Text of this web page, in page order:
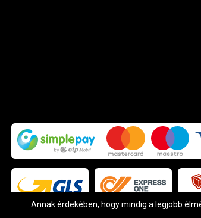
Annak érdekében, hogy mindig a legjobb